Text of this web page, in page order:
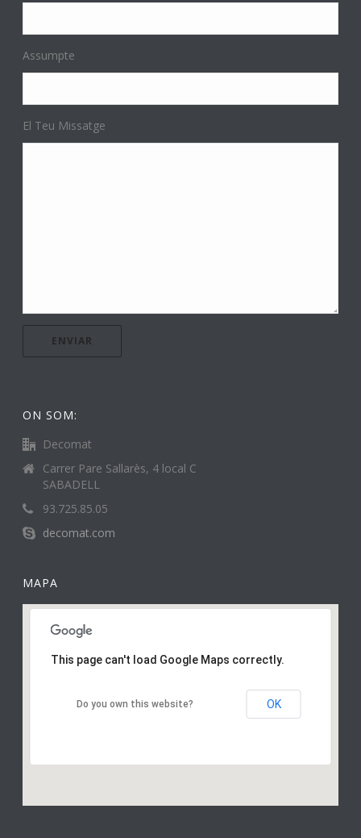
Assumpte
El Teu Missatge
ON SOM:
Decomat
Carrer Pare Sallarès, 4 local C
SABADELL
93.725.85.05
decomat.com
MAPA
This page can't load Google Maps correctly.
Do you own this website? OK